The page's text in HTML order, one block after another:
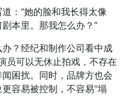
：“她的脸和我长得太像
本里。那我怎么办？”
？经纪和制作公司看中成
员可以无休止拍戏，不存在
困扰。同时，品牌方也会
容易被控制，不容易“塌